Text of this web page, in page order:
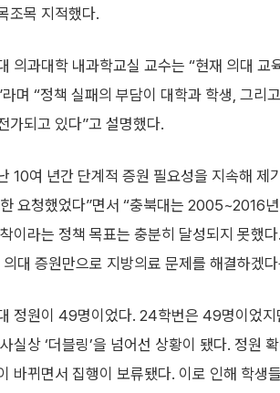
조목 지적했다.
의과대학 내과학교실 교수는 “현재 의대 교
며 “정책 실패의 부담이 대학과 학생, 그리
가되고 있다”고 설명했다.
10여 년간 단계적 증원 필요성을 지속해 제
요청했었다”면서 “충북대는 2005~2016
이라는 정책 목표는 충분히 달성되지 못했
대 증원만으로 지방의료 문제를 해결하겠
정원이 49명이었다. 24학번은 49명이었
실상 ‘더블링’을 넘어선 상황이 됐다. 정원
바뀌면서 집행이 보류됐다. 이로 인해 학생